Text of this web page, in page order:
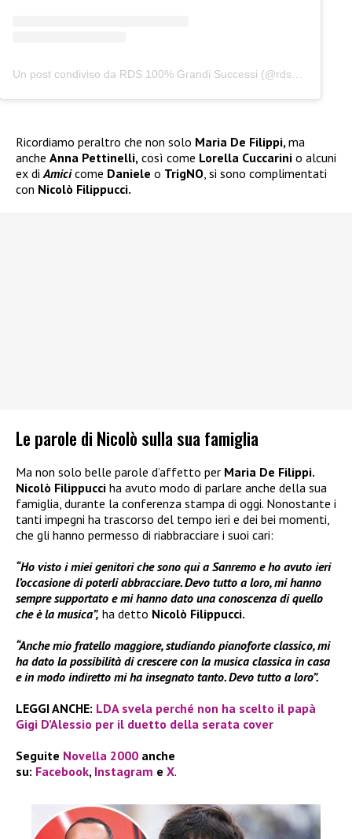
Un post condiviso da RDS 100% Grandi Successi (@rds_official)
Ricordiamo peraltro che non solo Maria De Filippi,ma
anche Anna Pettinelli, così come Lorella Cuccarini o alcuni
ex diAmicicome Daniele o TrigNO, si sono complimentati
con Nicolò Filippucci.
Le parole di Nicolò sulla sua famiglia
Ma non solo belle parole d’affetto per Maria De Filippi.
Nicolò Filippucci ha avuto modo di parlare anche della sua
famiglia, durante la conferenza stampa di oggi. Nonostante i
tanti impegni ha trascorso del tempo ieri e dei bei momenti,
che gli hanno permesso di riabbracciare i suoi cari:
“Ho visto i miei genitori che sono qui a Sanremo e ho avuto ieri
l’occasione di poterli abbracciare. Devo tutto a loro, mi hanno
sempre supportato e mi hanno dato una conoscenza di quello
che è la musica”, ha detto Nicolò Filippucci.
“Anche mio fratello maggiore, studiando pianoforte classico, mi
ha dato la possibilità di crescere con la musica classica in casa
e in modo indiretto mi ha insegnato tanto. Devo tutto a loro”.
LEGGI ANCHE: LDA svela perché non ha scelto il papà
Gigi D’Alessio per il duetto della serata cover
Seguite Novella 2000 anche
su: Facebook, Instagram e X.